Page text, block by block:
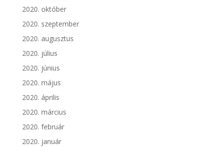
2020. október
2020. szeptember
2020. augusztus
2020. július
2020. június
2020. május
2020. április
2020. március
2020. február
2020. január